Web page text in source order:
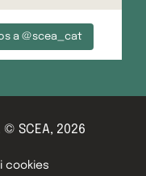
a @scea_cat
SCEA, 2026
cookies